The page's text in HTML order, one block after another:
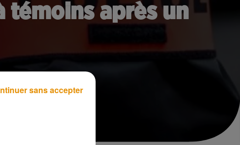
témoins après un
sans accepter